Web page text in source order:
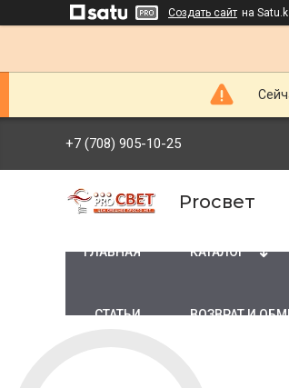
Создать сайт на
+7 (708) 905-10-25
Proсвет
ГЛАВНАЯ КАТАЛОГ
СТАТЬИ ВОЗВРАТ И